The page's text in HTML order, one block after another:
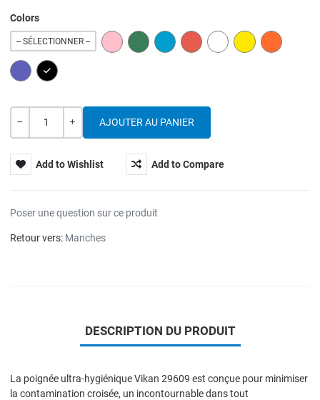
Colors
-- SÉLECTIONNER -- PINK GREEN BLUE RED WHITE YELLOW ORANGE
PURPLEBLACK
Quantité
Add to Wishlist Add to Compare
Poser une question sur ce produit
Retour vers: Manches
DESCRIPTION DU PRODUIT
La poignée ultra-hygiénique Vikan 29609 est conçue pour minimiser
la contamination croisée, un incontournable dans tout